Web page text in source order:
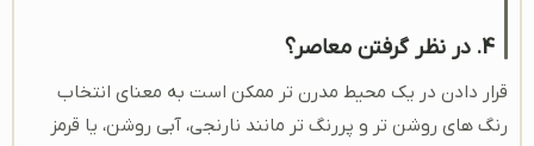
4. در نظر گرفتن معاصر؟
قرار دادن در یک محیط مدرن تر ممکن است به معنای انتخاب
رنگ های روشن تر و پررنگ تر مانند نارنجی، آبی روشن، یا قرمز